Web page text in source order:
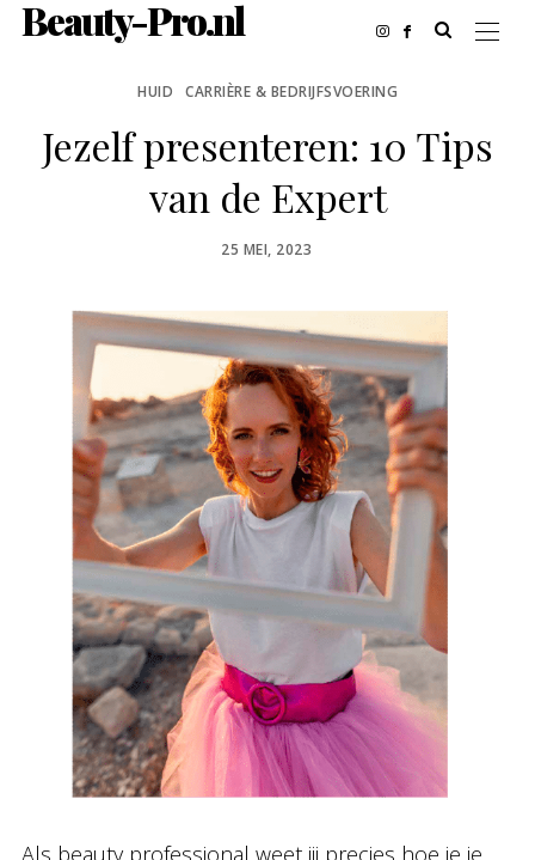
Beauty-Pro.nl
HUID CARRIÈRE & BEDRIJFSVOERING
Jezelf presenteren: 10 Tips
van de Expert
POSTED
25 MEI, 2023
Als beauty professional weet jij precies hoe je je